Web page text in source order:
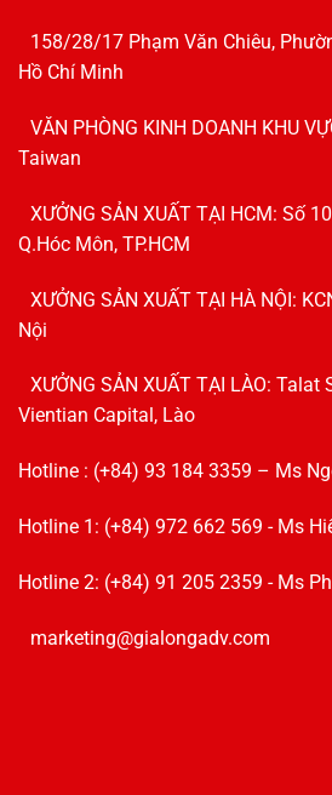
158/28/17 Phạm Văn Chiêu,
Hồ Chí Minh
VĂN PHÒNG KINH DOANH KHU
Taiwan
XƯỞNG SẢN XUẤT TẠI HCM: Số
Q.Hóc Môn, TP.HCM
XƯỞNG SẢN XUẤT TẠI HÀ NỘI:
Nội
XƯỞNG SẢN XUẤT TẠI LÀO: Talat
Vientian Capital, Lào
Hotline : (+84) 93 184 3359 – Ms
Hotline 1: (+84) 972 662 569 - Ms
Hotline 2: (+84) 91 205 2359 - Ms
marketing@gialongadv.com